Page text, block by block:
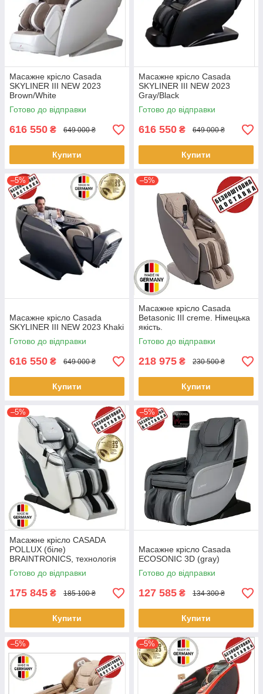
Масажне крісло Casada
SKYLINER III NEW 2023
Brown/Whitе
Готово до відправки
616 550 ₴ 649 000 ₴
Купити
Масажне крісло Casada
SKYLINER III NEW 2023
Gray/Black
Готово до відправки
616 550 ₴ 649 000 ₴
Купити
–5%
Масажне крісло Casada
SKYLINER III NEW 2023 Khaki
Готово до відправки
616 550 ₴ 649 000 ₴
Купити
–5%
Масажне крісло Casada
Betasonic III creme. Німецька
якість.
Готово до відправки
218 975 ₴ 230 500 ₴
Купити
–5%
Масажне крісло CASADA
POLLUX (біле)
BRAINTRONICS, технологія
3D-масажу
Готово до відправки
175 845 ₴ 185 100 ₴
Купити
–5%
Масажне крісло Casada
ЕСОSONIC 3D (gray)
Готово до відправки
127 585 ₴ 134 300 ₴
Купити
–5% –5%